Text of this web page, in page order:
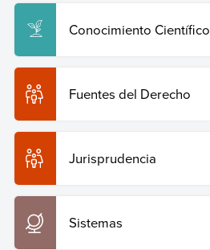
Conocimiento Científico
Fuentes del Derecho
Jurisprudencia
Sistemas